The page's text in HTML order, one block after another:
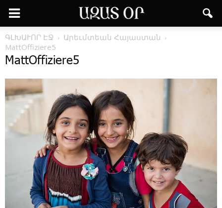
ԳԼԽԱՒՈՐ ԷՋ
Արեւմտեան Հայաստան
MattOffiziere5
MattOffiziere5